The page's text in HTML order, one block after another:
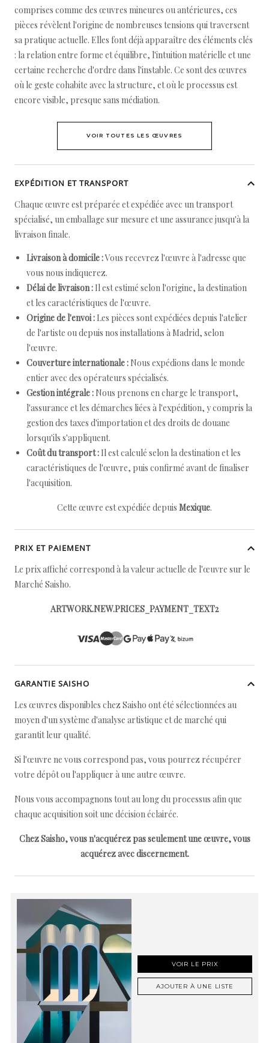
comprises comme des œuvres mineures ou antérieures, ces
pièces révèlent l'origine de nombreuses tensions qui traversent
sa pratique actuelle. Elles font déjà apparaître des éléments clés
: la relation entre forme et équilibre, l'intuition matérielle et une
certaine recherche d'ordre dans l'instable. Ce sont des œuvres
où le geste cohabite avec la structure, et où le processus est
encore visible, presque sans médiation.
VOIR TOUTES LES ŒUVRES
EXPÉDITION ET TRANSPORT
Chaque œuvre est préparée et expédiée avec un transport
spécialisé, un emballage sur mesure et une assurance jusqu'à la
livraison finale.
Livraison à domicile :Vous recevrez l'œuvre à l'adresse que
vous nous indiquerez.
Délai de livraison : Il est estimé selon l'origine, la destination
et les caractéristiques de l'œuvre.
Origine de l'envoi : Les pièces sont expédiées depuis l'atelier
de l'artiste ou depuis nos installations à Madrid, selon
l'œuvre.
Couverture internationale : Nous expédions dans le monde
entier avec des opérateurs spécialisés.
Gestion intégrale : Nous prenons en charge le transport,
l'assurance et les démarches liées à l'expédition, y compris la
gestion des taxes d'importation et des droits de douane
lorsqu'ils s'appliquent.
Coût du transport : Il est calculé selon la destination et les
caractéristiques de l'œuvre, puis confirmé avant de finaliser
l'acquisition.
Cette œuvre est expédiée depuis Mexique.
PRIX ET PAIEMENT
Le prix affiché correspond à la valeur actuelle de l'œuvre sur le
Marché Saisho.
ARTWORK.NEW.PRICES_PAYMENT_TEXT2
GARANTIE SAISHO
Les œuvres disponibles chez Saisho ont été sélectionnées au
moyen d'un système d'analyse artistique et de marché qui
garantit leur qualité.
Si l'œuvre ne vous correspond pas, vous pourrez récupérer
votre dépôt ou l'appliquer à une autre œuvre.
Nous vous accompagnons tout au long du processus afin que
chaque acquisition soit une décision éclairée.
Chez Saisho, vous n'acquérez pas seulement une œuvre, vous
acquérez avec discernement.
VOIR LE PRIX
AJOUTER À UNE LISTE